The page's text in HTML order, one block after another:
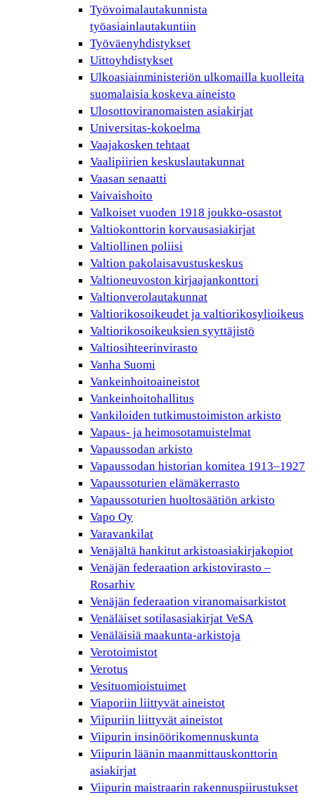
Työvoimalautakunnista
työasiainlautakuntiin
Työväenyhdistykset
Uittoyhdistykset
Ulkoasiainministeriön ulkomailla kuolleita
suomalaisia koskeva aineisto
Ulosottoviranomaisten asiakirjat
Universitas-kokoelma
Vaajakosken tehtaat
Vaalipiirien keskuslautakunnat
Vaasan senaatti
Vaivaishoito
Valkoiset vuoden 1918 joukko-osastot
Valtiokonttorin korvausasiakirjat
Valtiollinen poliisi
Valtion pakolaisavustuskeskus
Valtioneuvoston kirjaajankonttori
Valtionverolautakunnat
Valtiorikosoikeudet ja valtiorikosylioikeus
Valtiorikosoikeuksien syyttäjistö
Valtiosihteerinvirasto
Vanha Suomi
Vankeinhoitoaineistot
Vankeinhoitohallitus
Vankiloiden tutkimustoimiston arkisto
Vapaus- ja heimosotamuistelmat
Vapaussodan arkisto
Vapaussodan historian komitea 1913–1927
Vapaussoturien elämäkerrasto
Vapaussoturien huoltosäätiön arkisto
Vapo Oy
Varavankilat
Venäjältä hankitut arkistoasiakirjakopiot
Venäjän federaation arkistovirasto –
Rosarhiv
Venäjän federaation viranomaisarkistot
Venäläiset sotilasasiakirjat VeSA
Venäläisiä maakunta-arkistoja
Verotoimistot
Verotus
Vesituomioistuimet
Viaporiin liittyvät aineistot
Viipuriin liittyvät aineistot
Viipurin insinöörikomennuskunta
Viipurin läänin maanmittauskonttorin
asiakirjat
Viipurin maistraarin rakennuspiirustukset